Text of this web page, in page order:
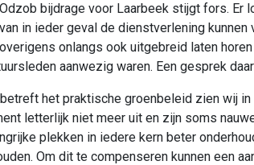
bijdrage voor Laarbeek stijgt fors. Er
in ieder geval de dienstverlening
onlangs ook uitgebreid laten
aanwezig waren. Een gesprek
het praktische groenbeleid zien wij
letterlijk niet meer uit en zijn soms
plekken in iedere kern beter
Om dit te compenseren kunnen een